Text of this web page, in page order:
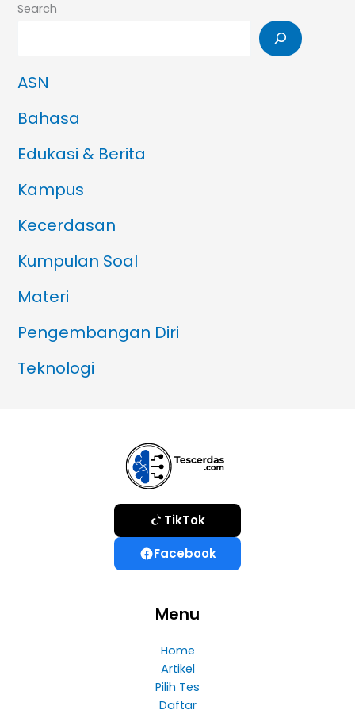
Search
ASN
Bahasa
Edukasi & Berita
Kampus
Kecerdasan
Kumpulan Soal
Materi
Pengembangan Diri
Teknologi
TikTok
Facebook
Menu
Home
Artikel
Pilih Tes
Daftar